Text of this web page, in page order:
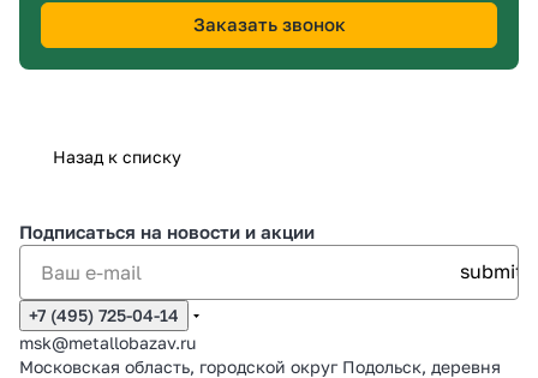
Заказать звонок
Назад к списку
Подписаться на новости и акции
+7 (495) 725-04-14
msk@metallobazav.ru
Московская область, городской округ Подольск, деревня